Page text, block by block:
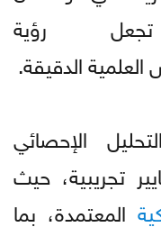
رؤية
الدقيقة.
الإحصائي
تجريبية، حيث
المعتمدة، بما